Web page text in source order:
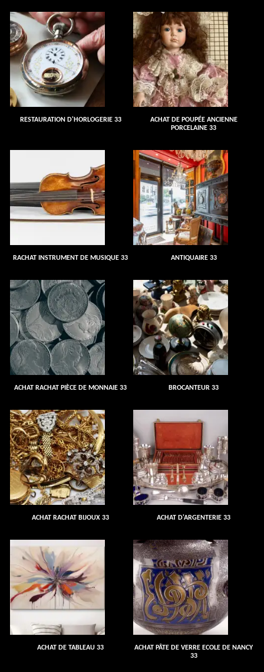
RESTAURATION D'HORLOGERIE 33
ACHAT DE POUPÉE ANCIENNE
PORCELAINE 33
RACHAT INSTRUMENT DE MUSIQUE 33 ANTIQUAIRE 33
ACHAT RACHAT PIÈCE DE MONNAIE 33 BROCANTEUR 33
ACHAT RACHAT BIJOUX 33 ACHAT D'ARGENTERIE 33
ACHAT DE TABLEAU 33
ACHAT PÂTE DE VERRE ECOLE DE NANCY
33